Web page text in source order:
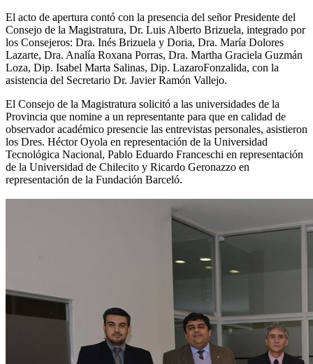
El acto de apertura contó con la presencia del señor Presidente del
Consejo de la Magistratura, Dr. Luis Alberto Brizuela, integrado por
los Consejeros: Dra. Inés Brizuela y Doria, Dra. María Dolores
Lazarte, Dra. Analía Roxana Porras, Dra. Martha Graciela Guzmán
Loza, Dip. Isabel Marta Salinas, Dip. LazaroFonzalida, con la
asistencia del Secretario Dr. Javier Ramón Vallejo.
El Consejo de la Magistratura solicitó a las universidades de la
Provincia que nomine a un representante para que en calidad de
observador académico presencie las entrevistas personales, asistieron
los Dres. Héctor Oyola en representación de la Universidad
Tecnológica Nacional, Pablo Eduardo Franceschi en representación
de la Universidad de Chilecito y Ricardo Geronazzo en
representación de la Fundación Barceló.